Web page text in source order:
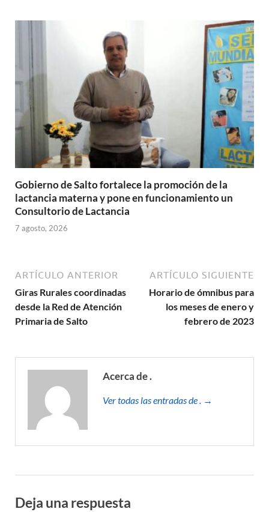
Gobierno de Salto fortalece la promoción de la
lactancia materna y pone en funcionamiento un
Consultorio de Lactancia
7 agosto, 2026
ARTÍCULO ANTERIOR
Giras Rurales coordinadas
desde la Red de Atención
Primaria de Salto
ARTÍCULO SIGUIENTE
Horario de ómnibus para
los meses de enero y
febrero de 2023
Acerca de .
Ver todas las entradas de . →
Deja una respuesta